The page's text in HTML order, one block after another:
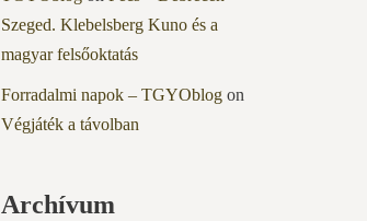
Szeged. Klebelsberg Kuno és a
magyar felsőoktatás
Forradalmi napok – TGYOblogon
Végjáték a távolban
Archívum